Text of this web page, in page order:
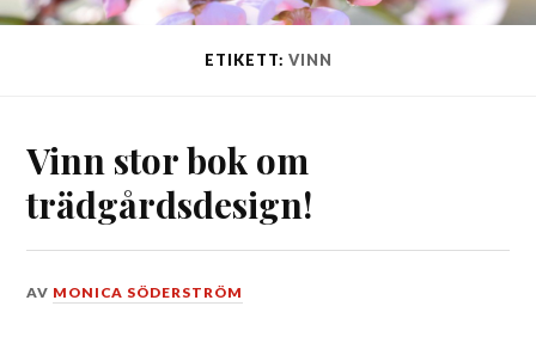
ETIKETT: VINN
Vinn stor bok om
trädgårdsdesign!
DEN
AV MONICA SÖDERSTRÖM